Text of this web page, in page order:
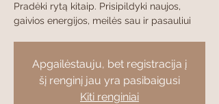
Pradėki rytą kitaip. Prisipildyki naujos,
gaivios energijos, meilės sau ir pasauliui
Apgailėstauju, bet registracija į
šį renginį jau yra pasibaigusi
Kiti renginiai